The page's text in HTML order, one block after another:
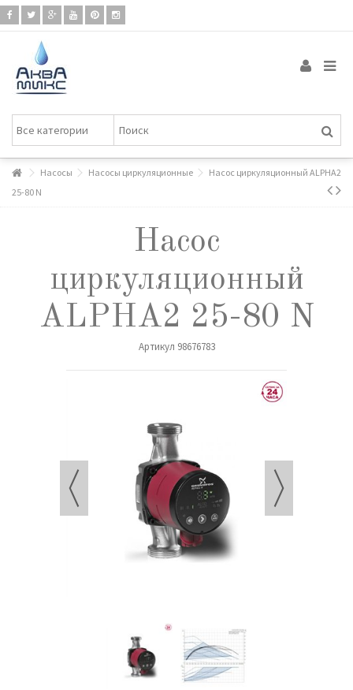
Насосы Насосы циркуляционные
Насос циркуляционный ALPHA2
25-80 N
Насос
циркуляционный
ALPHA2 25-80 N
Артикул 98676783